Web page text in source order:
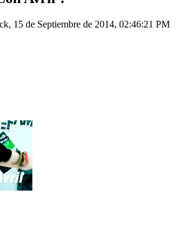
15 de Septiembre de 2014, 02:46:21 PM